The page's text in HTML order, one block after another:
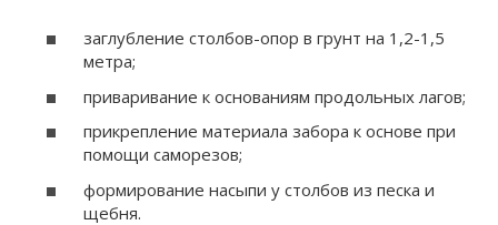
заглубление столбов-опор в грунт на 1,2-1,5
метра;
приваривание к основаниям продольных лагов;
прикрепление материала забора к основе при
помощи саморезов;
формирование насыпи у столбов из песка и
щебня.